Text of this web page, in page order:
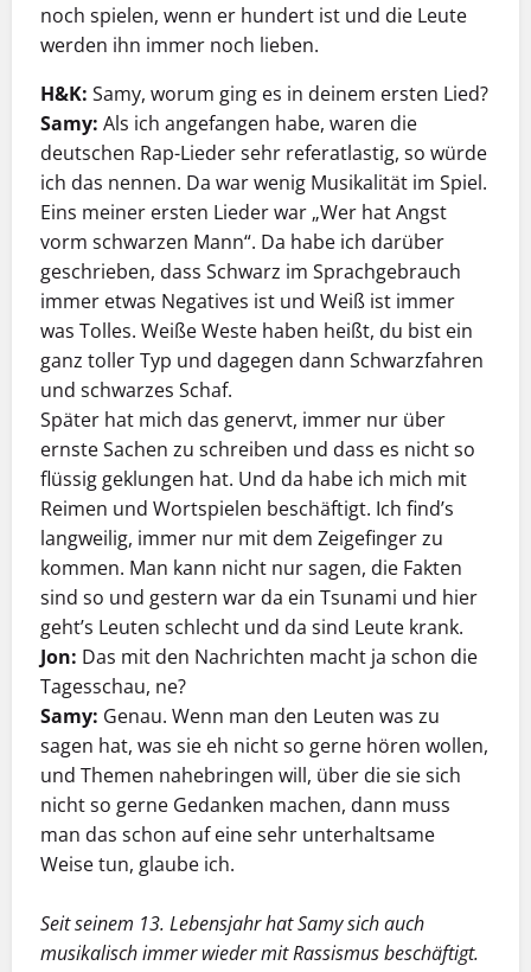
noch spielen, wenn er hundert ist und die Leute
werden ihn immer noch lieben.
H&K: Samy, worum ging es in deinem ersten Lied?
Samy: Als ich angefangen habe, waren die
deutschen Rap-Lieder sehr referatlastig, so würde
ich das nennen. Da war wenig Musikalität im Spiel.
Eins meiner ersten Lieder war „Wer hat Angst
vorm schwarzen Mann“. Da habe ich darüber
geschrieben, dass Schwarz im Sprachgebrauch
immer etwas Negatives ist und Weiß ist immer
was Tolles. Weiße Weste haben heißt, du bist ein
ganz toller Typ und dagegen dann Schwarzfahren
und schwarzes Schaf.
Später hat mich das genervt, immer nur über
ernste Sachen zu schreiben und dass es nicht so
flüssig geklungen hat. Und da habe ich mich mit
Reimen und Wortspielen beschäftigt. Ich find’s
langweilig, immer nur mit dem Zeigefinger zu
kommen. Man kann nicht nur sagen, die Fakten
sind so und gestern war da ein Tsunami und hier
geht’s Leuten schlecht und da sind Leute krank.
Jon: Das mit den Nachrichten macht ja schon die
Tagesschau, ne?
Samy: Genau. Wenn man den Leuten was zu
sagen hat, was sie eh nicht so gerne hören wollen,
und Themen nahebringen will, über die sie sich
nicht so gerne Gedanken machen, dann muss
man das schon auf eine sehr unterhaltsame
Weise tun, glaube ich.
Seit seinem 13. Lebensjahr hat Samy sich auch
musikalisch immer wieder mit Rassismus beschäftigt.